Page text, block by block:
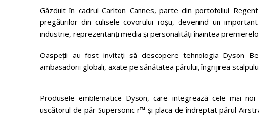
Găzduit în cadrul Carlton Cannes, parte din portofoliul
pregătirilor din culisele covorului roșu, devenind un
industrie, reprezentanți media și personalități înaintea
Oaspeții au fost invitați să descopere tehnologia Dyson
ambasadorii globali, axate pe sănătatea părului, îngrijirea
Produsele emblematice Dyson, care integrează cele mai
uscătorul de păr Supersonic r™ și placa de îndreptat părul